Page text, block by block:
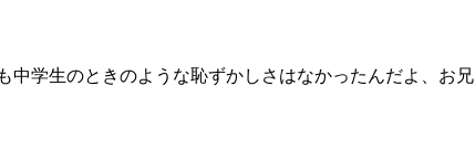
中学生のときのような恥ずかしさはなかったんだよ、お兄